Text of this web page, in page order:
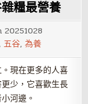
糧最營養
20251028
五谷,為養
現在更多的人喜
少，它喜歡生長
河邊。